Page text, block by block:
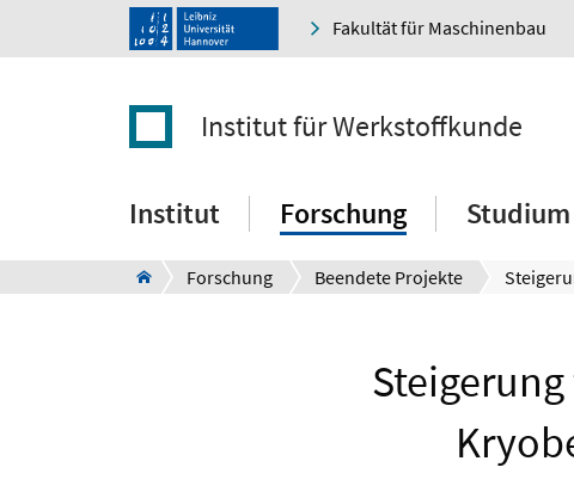
Fakultät für Maschinenbau
Institut für Werkstoffkunde
Institut Forschung Studium
Forschung Beendete Projekte